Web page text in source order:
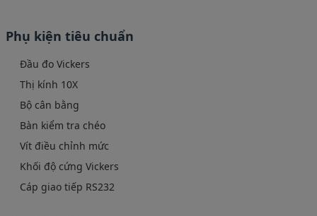
Phụ kiện tiêu chuẩn
Đầu đo Vickers
Thị kính 10X
Bộ cân bằng
Bàn kiểm tra chéo
Vít điều chỉnh mức
Khối độ cứng Vickers
Cáp giao tiếp RS232